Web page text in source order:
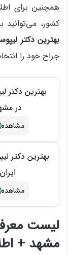
همچنین برای
کشور، می‌توانید
بهترین دکتر
جراح خود را
بهترین دکتر
در
بهترین دکتر
ایران
لیست
مشهد +